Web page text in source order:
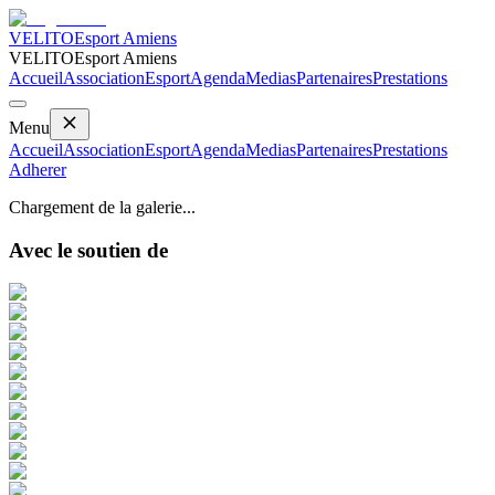
VELITOEsport Amiens
VELITOEsport Amiens
AccueilAssociationEsportAgendaMediasPartenairesPrestations
Menu
AccueilAssociationEsportAgendaMediasPartenairesPrestations
Adherer
Chargement de la galerie...
Avec le soutien de